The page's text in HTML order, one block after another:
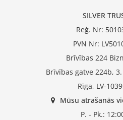
SILVER
Reģ. Nr:
PVN Nr:
Brīvības 224
Brīvības gatve 224b,
Rīga, LV-
Mūsu atrašanās
P. - Pk.: